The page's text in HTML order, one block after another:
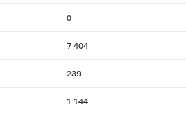
0
7 404
239
1 144